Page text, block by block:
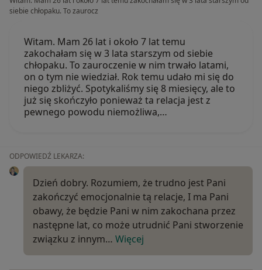
siebie chłopaku. To zaurocz
Witam. Mam 26 lat i około 7 lat temu
zakochałam się w 3 lata starszym od siebie
chłopaku. To zauroczenie w nim trwało latami,
on o tym nie wiedział. Rok temu udało mi się do
niego zbliżyć. Spotykaliśmy się 8 miesięcy, ale to
już się skończyło ponieważ ta relacja jest z
pewnego powodu niemożliwa,…
ODPOWIEDŹ LEKARZA:
Dzień dobry. Rozumiem, że trudno jest Pani
zakończyć emocjonalnie tą relacje, I ma Pani
obawy, że będzie Pani w nim zakochana przez
następne lat, co może utrudnić Pani stworzenie
związku z innym… Więcej